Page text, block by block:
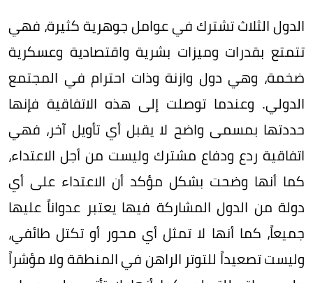
الدول الثلاث تشترك في عوامل جوهرية كثيرة، فهي
تتمتع بقدرات وميزات بشرية واقتصادية وعسكرية
ضخمة، وهي دول وازنة وذات احترام في المجتمع
الدولي. وعندما توصلت إلى هذه الاتفاقية فإنها
حددتها بمسمى واضح لا يقبل أي تأويل آخر، فهي
اتفاقية ردع ودفاع مشترك وليست من أجل الاعتداء،
كما أنها وضحت بشكل مؤكد أن الاعتداء على أي
دولة من الدول المشاركة فيها يعتبر عدواناً عليها
جميعاً، كما أنها لا تمثل أي محور أو تكتل طائفي،
وليست تصعيداً للتوتر الراهن في المنطقة ولا مؤشراً